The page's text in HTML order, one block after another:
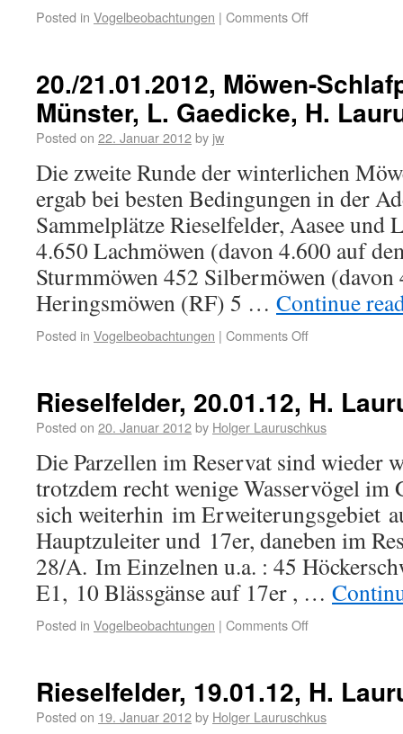
Posted in Vogelbeobachtungen | Comments Off
20./21.01.2012, Möwen-
Münster, L. Gaedicke, H.
Posted on 22. Januar 2012by jw
Die zweite Runde der winterlichen
ergab bei besten Bedingungen in der
Sammelplätze Rieselfelder, Aasee und
4.650 Lachmöwen (davon 4.600 auf
Sturmmöwen 452 Silbermöwen
Heringsmöwen (RF) 5 … Continue
Posted in Vogelbeobachtungen | Comments Off
Rieselfelder, 20.01.12, H.
Posted on 20. Januar 2012by Holger Lauruschkus
Die Parzellen im Reservat sind wieder
trotzdem recht wenige Wasservögel im
sich weiterhin im Erweiterungsgebiet
Hauptzuleiter und 17er, daneben im
28/A. Im Einzelnen u.a. : 45
E1, 10 Blässgänse auf 17er , …
Posted in Vogelbeobachtungen | Comments Off
Rieselfelder, 19.01.12, H.
Posted on 19. Januar 2012by Holger Lauruschkus